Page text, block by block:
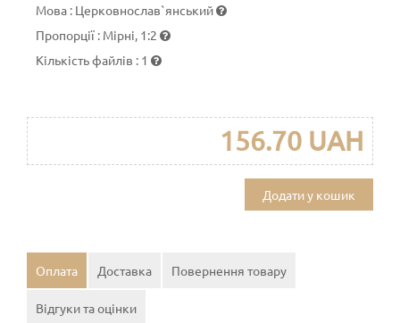
Мова : Церковнослав`янський
Пропорції : Мірні, 1:2
Кількість файлів : 1
156.70 UAH
Додати у кошик
Оплата Доставка Повернення товару
Відгуки та оцінки